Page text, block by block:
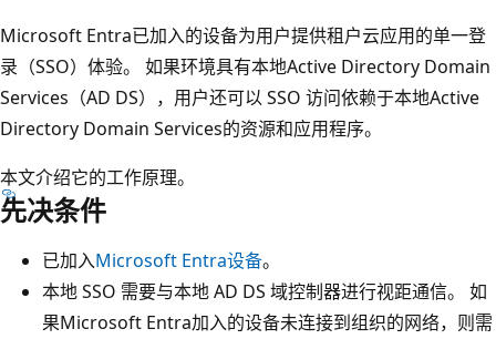
Microsoft Entra已加入的设备为用户提供租户云应用的单一登
录（SSO）体验。 如果环境具有本地Active Directory Domain
Services（AD DS），用户还可以 SSO 访问依赖于本地Active
Directory Domain Services的资源和应用程序。
本文介绍它的工作原理。
先决条件
已加入Microsoft Entra设备。
本地 SSO 需要与本地 AD DS 域控制器进行视距通信。 如
果Microsoft Entra加入的设备未连接到组织的网络，则需